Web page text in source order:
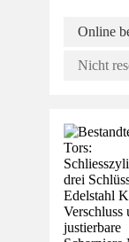
Online
Nicht